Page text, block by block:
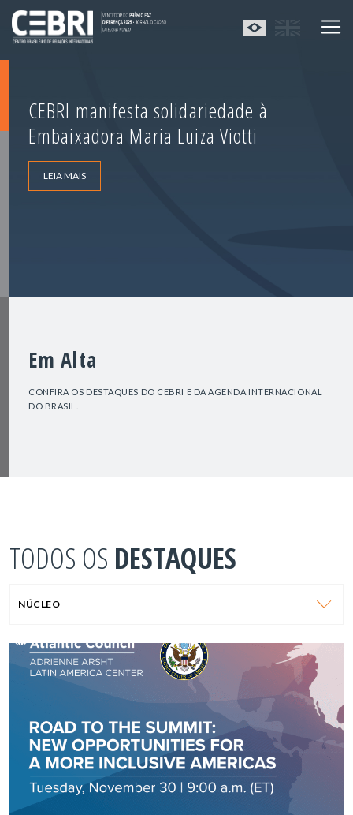
CEBRI manifesta solidariedade à
Embaixadora Maria Luiza Viotti
LEIA MAIS
Em Alta
CONFIRA OS DESTAQUES DO CEBRI E DA AGENDA INTERNACIONAL
DO BRASIL.
TODOS OS DESTAQUES
NÚCLEO